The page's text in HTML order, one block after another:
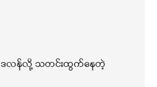
လန်လို့ သတင်းထွက်နေတဲ့